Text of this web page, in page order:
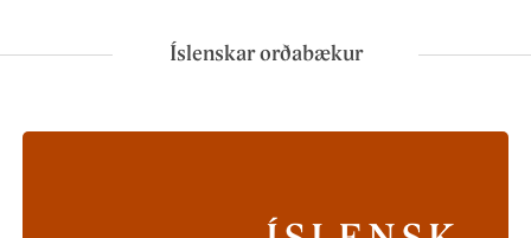
Íslenskar orðabækur